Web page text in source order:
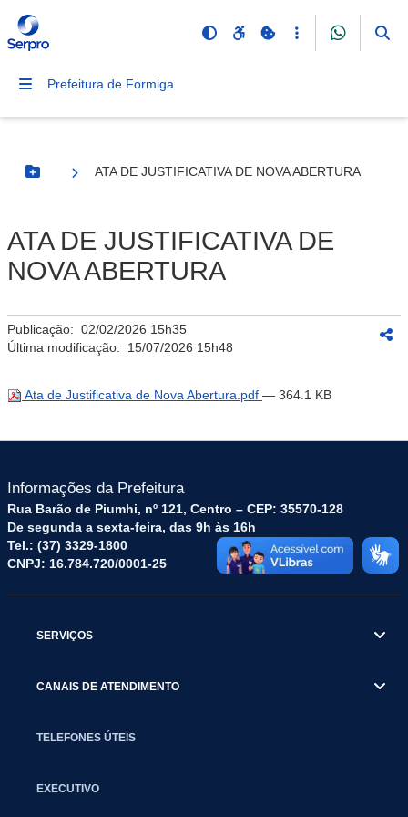
Prefeitura de Formiga
Botão Menu
ATA DE JUSTIFICATIVA DE NOVA ABERTURA
ATA DE JUSTIFICATIVA DE
NOVA ABERTURA
Publicação: 02/02/2026 15h35
Última modificação: 15/07/2026 15h48
Ata de Justificativa de Nova Abertura.pdf — 364.1 KB
Informações da Prefeitura
Rua Barão de Piumhi, nº 121, Centro – CEP: 35570-128
De segunda a sexta-feira, das 9h às 16h
Tel.: (37) 3329-1800
CNPJ: 16.784.720/0001-25
SERVIÇOS
CANAIS DE ATENDIMENTO
TELEFONES ÚTEIS
EXECUTIVO